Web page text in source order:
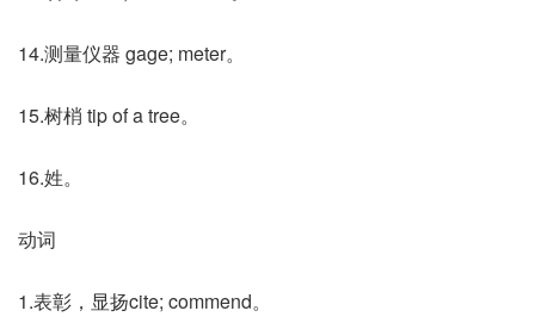
14.测量仪器 gage; meter。
15.树梢 tip of a tree。
16.姓。
动词
1.表彰，显扬cite; commend。